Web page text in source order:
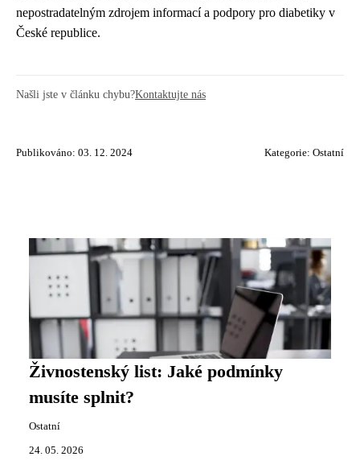
nepostradatelným zdrojem informací a podpory pro diabetiky v
České republice.
Našli jste v článku chybu?Kontaktujte nás
Publikováno: 03. 12. 2024 Kategorie: Ostatní
Živnostenský list: Jaké podmínky
musíte splnit?
Ostatní
24. 05. 2026